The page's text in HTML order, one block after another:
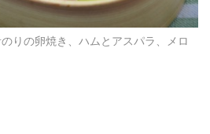
りの卵焼き、ハムとアスパラ、メロ